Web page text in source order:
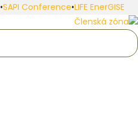
•SAPI Conference•LIFE EnerGISE
Členská zóna